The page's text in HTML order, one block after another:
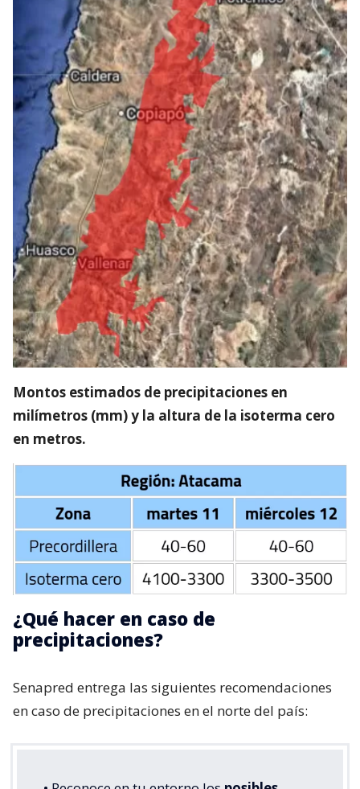
Montos estimados de precipitaciones en
milímetros (mm) y la altura de la isoterma cero
en metros.
¿Qué hacer en caso de
precipitaciones?
Senapred entrega las siguientes recomendaciones
en caso de precipitaciones en el norte del país: